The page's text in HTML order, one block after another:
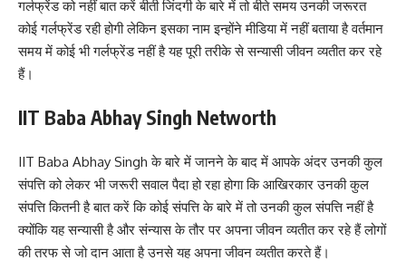
गर्लफ्रेंड को नहीं बात करें बीती जिंदगी के बारे में तो बीते समय उनकी जरूरत
कोई गर्लफ्रेंड रही होगी लेकिन इसका नाम इन्होंने मीडिया में नहीं बताया है वर्तमान
समय में कोई भी गर्लफ्रेंड नहीं है यह पूरी तरीके से सन्यासी जीवन व्यतीत कर रहे
हैं।
IIT Baba Abhay Singh Networth
IIT Baba Abhay Singh के बारे में जानने के बाद में आपके अंदर उनकी कुल
संपत्ति को लेकर भी जरूरी सवाल पैदा हो रहा होगा कि आखिरकार उनकी कुल
संपत्ति कितनी है बात करें कि कोई संपत्ति के बारे में तो उनकी कुल संपत्ति नहीं है
क्योंकि यह सन्यासी है और संन्यास के तौर पर अपना जीवन व्यतीत कर रहे हैं लोगों
की तरफ से जो दान आता है उनसे यह अपना जीवन व्यतीत करते हैं।